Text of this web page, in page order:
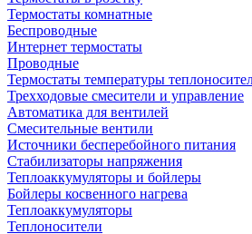
Термостаты комнатные
Беспроводные
Интернет термостаты
Проводные
Термостаты температуры
Трехходовые смесители и управление
Автоматика для вентилей
Смесительные вентили
Источники бесперебойного питания
Стабилизаторы напряжения
Теплоаккумуляторы и бойлеры
Бойлеры косвенного нагрева
Теплоаккумуляторы
Теплоносители